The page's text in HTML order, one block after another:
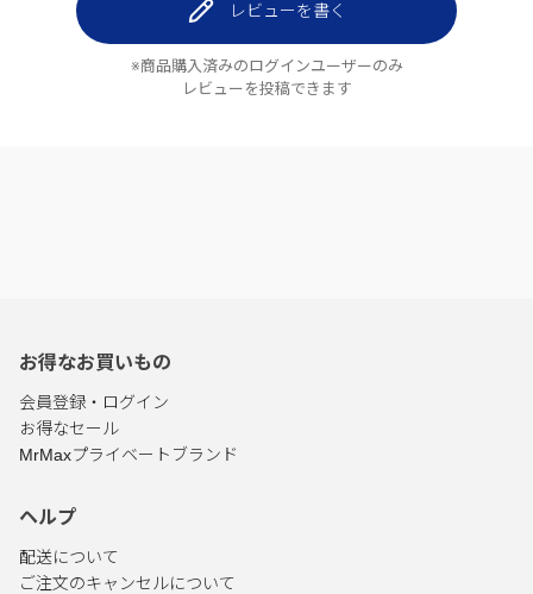
レビューを書く
※商品購入済みのログインユーザーのみ
レビューを投稿できます
お得なお買いもの
会員登録・ログイン
お得なセール
MrMaxプライベートブランド
ヘルプ
配送について
ご注文のキャンセルについて